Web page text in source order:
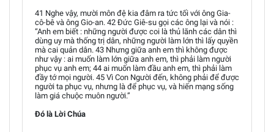
41 Nghe vậy, mười môn đệ kia đâm ra tức tối với ông Gia-
cô-bê và ông Gio-an. 42 Đức Giê-su gọi các ông lại và nói :
“Anh em biết : những người được coi là thủ lãnh các dân thì
dùng uy mà thống trị dân, những người làm lớn thì lấy quyền
mà cai quản dân. 43 Nhưng giữa anh em thì không được
như vậy : ai muốn làm lớn giữa anh em, thì phải làm người
phục vụ anh em; 44 ai muốn làm đầu anh em, thì phải làm
đầy tớ mọi người. 45 Vì Con Người đến, không phải để được
người ta phục vụ, nhưng là để phục vụ, và hiến mạng sống
làm giá chuộc muôn người.”
Đó là Lời Chúa